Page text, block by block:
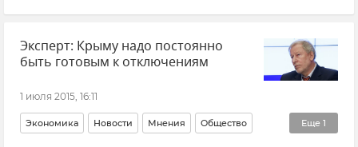
Эксперт: Крыму надо постоянно
быть готовым к отключениям
1 июля 2015, 16:11
Еще 1
Экономика Новости Мнения Общество